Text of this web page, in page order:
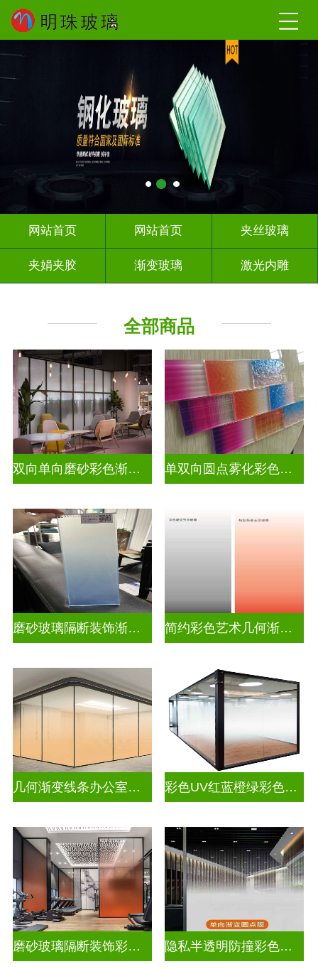
网站首页 网站首页 夹丝玻璃
夹娟夹胶 渐变玻璃 激光内雕
烤漆玻璃
深雕浮雕 玻璃砖墙 智能镜子
工程玻璃
全部商品
双向单向磨砂彩色渐变玻璃 单双向圆点雾化彩色渐变玻璃
磨砂玻璃隔断装饰渐变隔断装饰玻璃 简约彩色艺术几何渐变隔断装饰玻璃
几何渐变线条办公室彩色渐变玻璃 彩色UV红蓝橙绿彩色渐变玻璃
磨砂玻璃隔断装饰彩色渐变玻璃 隐私半透明防撞彩色渐变玻璃